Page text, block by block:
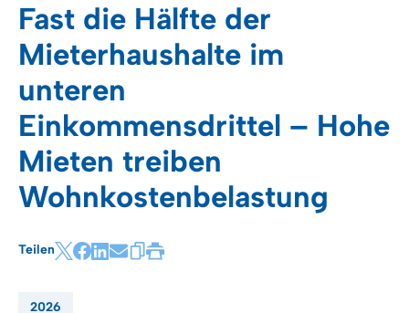
Fast die Hälfte der
Mieterhaushalte im
unteren
Einkommensdrittel – Hohe
Mieten treiben
Wohnkostenbelastung
Teilen
2026